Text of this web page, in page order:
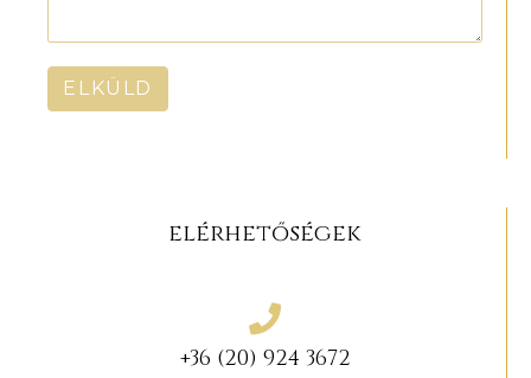
ELKÜLD
elérhetőségek
+36 (20) 924 3672